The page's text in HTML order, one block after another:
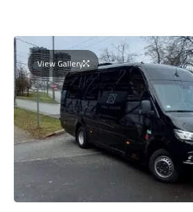
View Gallery